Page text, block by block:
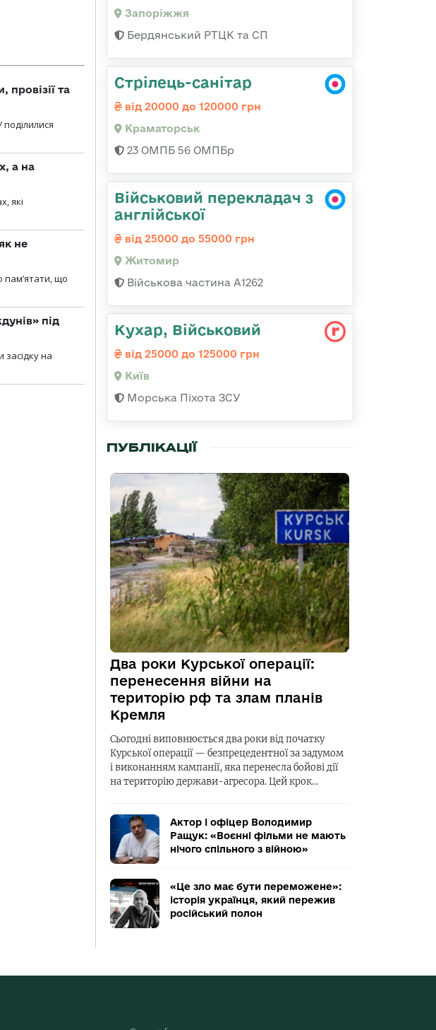
провізії та
а на
які
не
що
під
засідку на
Запоріжжя
Бердянський РТЦК та СП
Стрілець-санітар
від 20000 до 120000 грн
Краматорськ
23 ОМПБ 56 ОМПБр
Військовий перекладач з
англійської
від 25000 до 55000 грн
Житомир
Військова частина А1262
Кухар, Військовий
від 25000 до 125000 грн
Київ
Морська Піхота ЗСУ
ПУБЛІКАЦІЇ
Два роки Курської операції:
перенесення війни на
територію рф та злам планів
Кремля
Сьогодні виповнюється два роки від початку
Курської операції — безпрецедентної за задумом
і виконанням кампанії, яка перенесла бойові дії
на територію держави-агресора. Цей крок…
Актор і офіцер Володимир
Ращук: «Воєнні фільми не мають
нічого спільного з війною»
«Це зло має бути переможене»:
історія українця, який пережив
російський полон